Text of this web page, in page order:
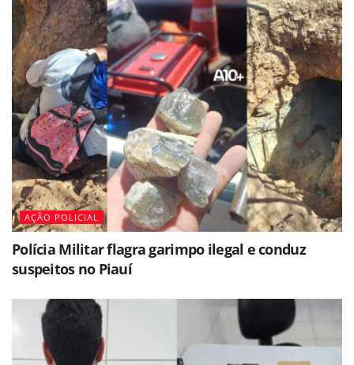
AÇÃO POLICIAL
Polícia Militar flagra garimpo ilegal e conduz
suspeitos no Piauí